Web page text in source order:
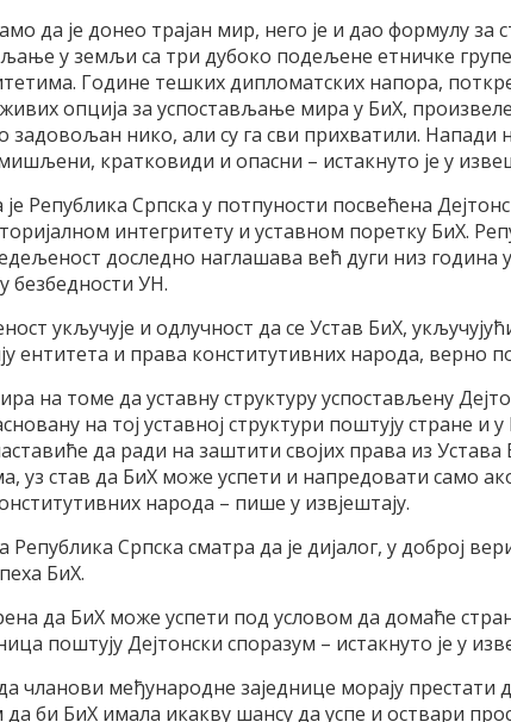
да је донео трајан мир, него је и дао формулу за
у земљи са три дубоко подељене етничке
Године тешких дипломатских напора,
опција за успостављање мира у БиХ,
задовољан нико, али су га сви прихватили. Напади
кратковиди и опасни – истакнуто је у
је Република Српска у потпуности посвећена
интегритету и уставном поретку БиХ.
доследно наглашава већ дуги низ година
безбедности УН.
укључује и одлучност да се Устав БиХ,
ентитета и права конститутивних народа, верно
на томе да уставну структуру успостављену
на тој уставној структури поштују стране и
да ради на заштити својих права из
уз став да БиХ може успети и напредовати само
народа – пише у извјештају.
Република Српска сматра да је дијалог, у доброј
БиХ.
да БиХ може успети под условом да домаће
поштују Дејтонски споразум – истакнуто је у
чланови међународне заједнице морају престати
да би БиХ имала икакву шансу да успе и оствари